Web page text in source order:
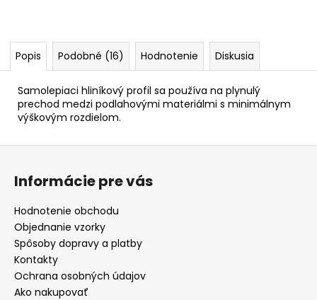
Popis Podobné (16) Hodnotenie Diskusia
Samolepiaci hliníkový profil sa používa na plynulý
prechod medzi podlahovými materiálmi s minimálnym
výškovým rozdielom.
Z
Informácie pre vás
Hodnotenie obchodu
Objednanie vzorky
Spôsoby dopravy a platby
Kontakty
Ochrana osobných údajov
Ako nakupovať